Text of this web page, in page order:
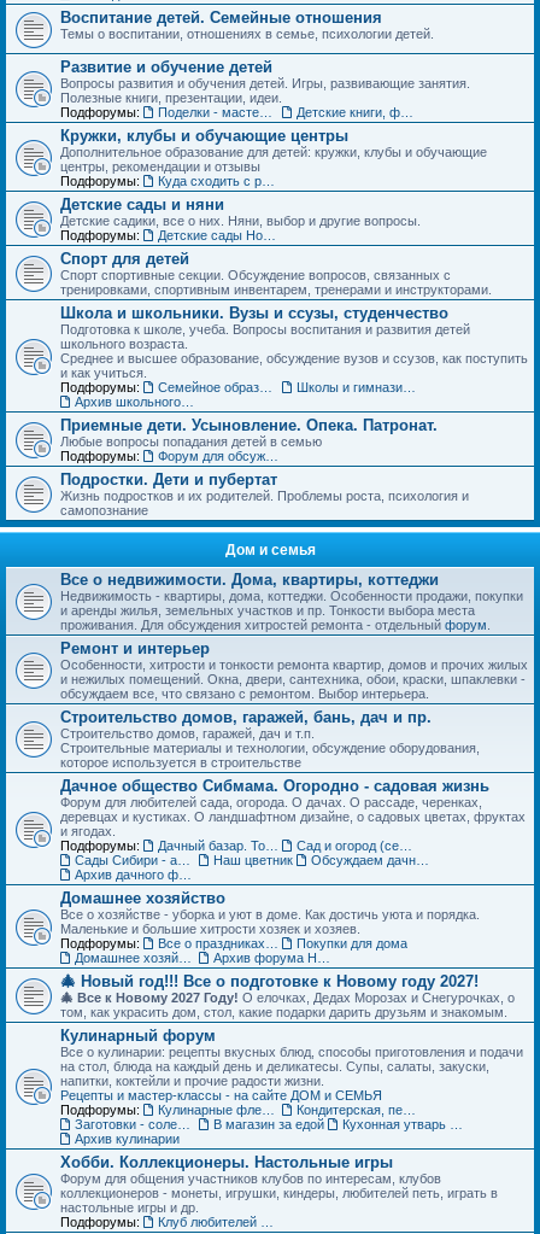
Воспитание детей. Семейные отношения
Темы о воспитании, отношениях в семье, психологии детей.
Развитие и обучение детей
Вопросы развития и обучения детей. Игры, развивающие занятия.
Полезные книги, презентации, идеи.
Подфорумы:
Кружки, клубы и обучающие центры
Дополнительное образование для детей: кружки, клубы и обучающие
центры, рекомендации и отзывы
Подфорумы:
Детские сады и няни
Детские садики, все о них. Няни, выбор и другие вопросы.
Подфорумы:
Спорт для детей
Спорт спортивные секции. Обсуждение вопросов, связанных с
тренировками, спортивным инвентарем, тренерами и инструкторами.
Школа и школьники. Вузы и ссузы, студенчество
Подготовка к школе, учеба. Вопросы воспитания и развития детей
школьного возраста.
Среднее и высшее образование, обсуждение вузов и ссузов, как поступить
и как учиться.
Подфорумы:
Приемные дети. Усыновление. Опека. Патронат.
Любые вопросы попадания детей в семью
Подфорумы:
Подростки. Дети и пубертат
Жизнь подростков и их родителей. Проблемы роста, психология и
самопознание
Дом и семья
Все о недвижимости. Дома, квартиры, коттеджи
Недвижимость - квартиры, дома, коттеджи. Особенности продажи, покупки
и аренды жилья, земельных участков и пр. Тонкости выбора места
проживания. Для обсуждения хитростей ремонта - отдельный форум
Ремонт и интерьер
Особенности, хитрости и тонкости ремонта квартир, домов и прочих жилых
и нежилых помещений. Окна, двери, сантехника, обои, краски, шпаклевки -
обсуждаем все, что связано с ремонтом. Выбор интерьера.
Строительство домов, гаражей, бань, дач и пр.
Строительство домов, гаражей, дач и т.п.
Строительные материалы и технологии, обсуждение оборудования,
которое используется в строительстве
Дачное общество Сибмама. Огородно - садовая жизнь
Форум для любителей сада, огорода. О дачах. О рассаде, черенках,
деревцах и кустиках. О ландшафтном дизайне, о садовых цветах, фруктах
и ягодах.
Подфорумы:
Наш цветник
Домашнее хозяйство
Все о хозяйстве - уборка и уют в доме. Как достичь уюта и порядка.
Маленькие и большие хитрости хозяек и хозяев.
Подфорумы:
Покупки для дома
🎄 Новый год!!! Все о подготовке к Новому году 2027!
🎄 Все к Новому 2027 Году! О елочках, Дедах Морозах и Снегурочках, о
том, как украсить дом, стол, какие подарки дарить друзьям и знакомым.
Кулинарный форум
Все о кулинарии: рецепты вкусных блюд, способы приготовления и подачи
на стол, блюда на каждый день и деликатесы. Супы, салаты, закуски,
напитки, коктейли и прочие радости жизни.
Рецепты и мастер-классы - на сайте ДОМ и СЕМЬЯ
Подфорумы:
В магазин за едой
Архив кулинарии
Хобби. Коллекционеры. Настольные игры
Форум для общения участников клубов по интересам, клубов
коллекционеров - монеты, игрушки, киндеры, любителей петь, играть в
настольные игры и др.
Подфорумы: